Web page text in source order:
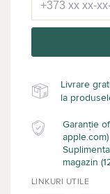
Livrare
la
Garanție
apple.com)
magazin
LINKURI UTILE